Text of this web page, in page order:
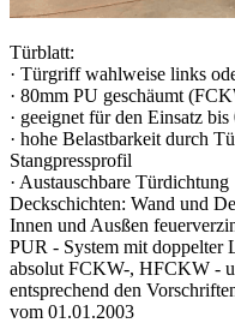
Türblatt:
· Türgriff wahlweise links
· 80mm PU geschäumt
· geeignet für den Einsatz bis
· hohe Belastbarkeit durch
Stangpressprofil
· Austauschbare Türdichtung
Deckschichten: Wand und
Innen und Ausßen
PUR - System mit doppelter
absolut FCKW-, HFCKW -
entsprechend den
vom 01.01.2003